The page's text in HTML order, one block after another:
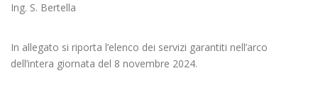
Ing. S. Bertella
In allegato si riporta l’elenco dei servizi garantiti nell’arco
dell’intera giornata del 8 novembre 2024.